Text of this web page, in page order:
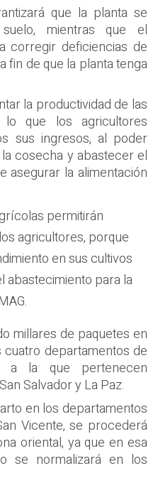
que la planta se
mientras que el
corregir deficiencias de
fin de que la planta tenga
la productividad de las
lo que los agricultores
sus ingresos, al poder
cosecha y abastecer el
asegurar la alimentación
permitirán
agricultores, porque
en sus cultivos
abastecimiento para la
millares de paquetes en
departamentos de
a la que pertenecen
Salvador y La Paz.
en los departamentos
Vicente, se procederá
oriental, ya que en esa
se normalizará en los